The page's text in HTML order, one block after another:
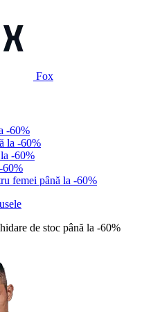
Fox
-60%
la -60%
-60%
60%
femei până la -60%
de stoc până la -60%